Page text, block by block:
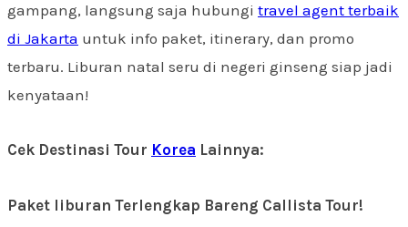
gampang, langsung saja hubungi travel agent terbaik
di Jakarta untuk info paket, itinerary, dan promo
terbaru. Liburan natal seru di negeri ginseng siap jadi
kenyataan!
Cek Destinasi Tour Korea Lainnya:
Paket liburan Terlengkap Bareng Callista Tour!